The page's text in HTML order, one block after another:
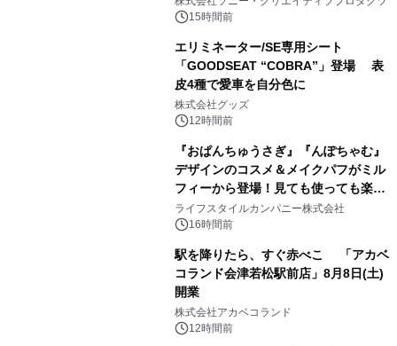
15時間前
エリミネーター/SE専用シート
「GOODSEAT “COBRA”」登場 表
皮4種で愛車を自分色に
株式会社グッズ
12時間前
『おぱんちゅうさぎ』『んぽちゃむ』
デザインのコスメ＆メイクパフがミル
フィーから登場！見ても使っても楽し
い、ポップでキュートなコレクショ
ン。
ライフスタイルカンパニー株式会社
16時間前
駅を降りたら、すぐ赤べこ 「アカベ
コランド会津若松駅前店」8月8日(土)
開業
株式会社アカベコランド
12時間前